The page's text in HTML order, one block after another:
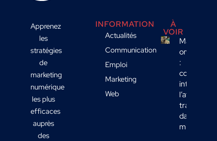
Apprenez
les
stratégies
de
marketing
numérique
les plus
efficaces
auprès
des
INFORMATION
Actualités
Communication
Emploi
Marketing
Web
À
VOIR
Marketing
omnicanal
:
comment
intégrer
l’affichage
transport
dans votre
mix média